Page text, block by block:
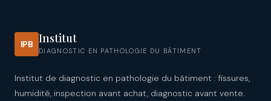
IPB Institut
DIAGNOSTIC EN PATHOLOGIE DU BÂTIMENT
Institut de diagnostic en pathologie du bâtiment : fissures,
humidité, inspection avant achat, diagnostic avant vente.